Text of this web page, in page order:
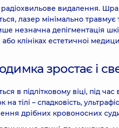
видалення.
лазер мінімально травмує
незначна депігментація
клініках естетичної
зростає і
в підлітковому віці, під
тілі – спадковість,
дрібних кровоносних